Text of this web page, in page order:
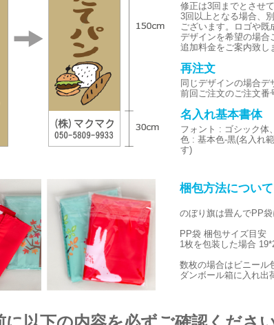
修正は3回までとさせ
3回以上となる場合、
ございます。ロゴや既
デザインを希望の場合
追加料金をご案内致し
再注文
同じデザインの場合デ
前回ご注文のご注文番
名入れ基本書体
フォント : ゴシック体
色 : 基本色-黒(名入れ
す)
梱包方法について
のぼり旗は畳んでPP袋
PP袋 梱包サイズ目安
1枚を包装した場合
数枚の場合はビニール
ダンボール箱に入れ出